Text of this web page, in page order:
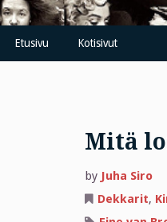
Etusivu Kotisivut
Mitä
by Juha Siro
Dekkarit,